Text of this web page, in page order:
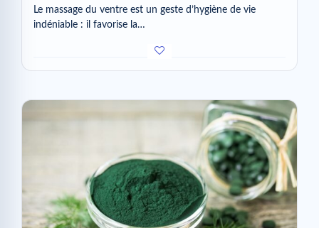
Le massage du ventre est un geste d’hygiène de vie
indéniable : il favorise la…